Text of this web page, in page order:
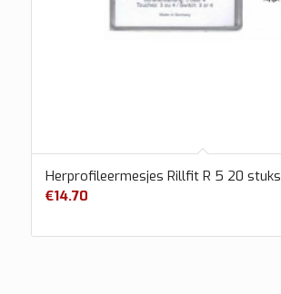
Herprofileermesjes Rillfit R 5 20 stuks
€14.70